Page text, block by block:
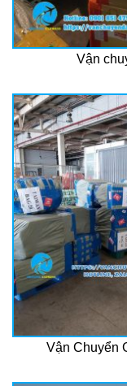
Vận
Vận Chuyển